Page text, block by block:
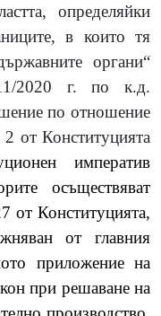
определяйки
в които тя
органи“
2020 г. по к.д.
по отношение
от Конституцията
императив
осъществяват
от Конституцията,
от главния
приложение на
при решаване на